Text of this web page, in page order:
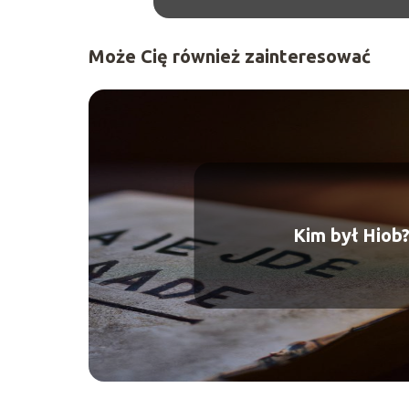
Może Cię również zainteresować
Kim był Hiob?